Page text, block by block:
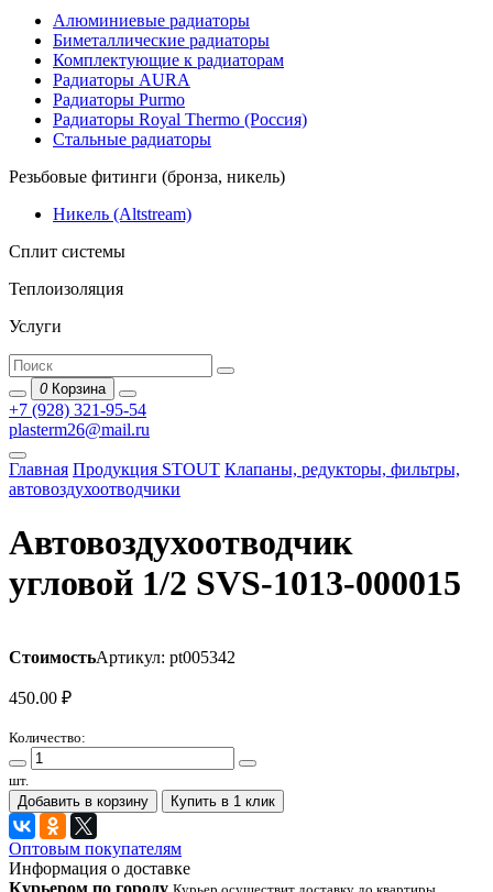
Алюминиевые радиаторы
Биметаллические радиаторы
Комплектующие к радиаторам
Радиаторы AURA
Радиаторы Purmo
Радиаторы Royal Thermo (Россия)
Стальные радиаторы
Резьбовые фитинги (бронза, никель)
Никель (Altstream)
Сплит системы
Теплоизоляция
Услуги
0 Корзина
+7 (928) 321-95-54
plasterm26@mail.ru
Главная Продукция STOUT Клапаны, редукторы, фильтры,
автовоздухоотводчики
Автовоздухоотводчик
угловой 1/2 SVS-1013-000015
СтоимостьАртикул: pt005342
450.00 ₽
Количество:
шт.
Добавить в корзину
Купить в 1 клик
Оптовым покупателям
Информация о доставке
Курьером по городу